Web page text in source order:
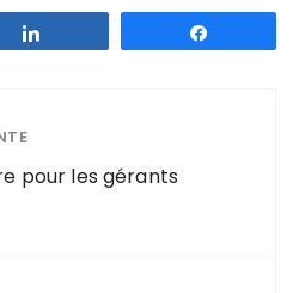
pour les gérants